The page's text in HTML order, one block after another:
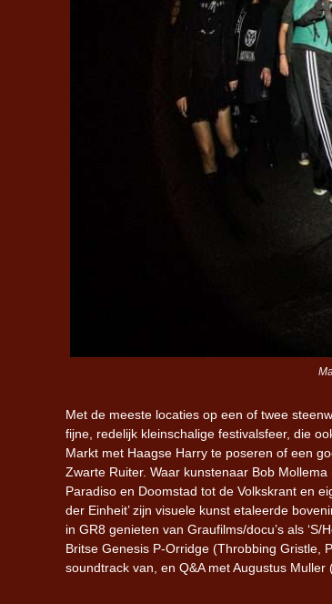
Met de meeste locaties op een of twee
fijne, redelijk kleinschalige festivalsfeer, die
Markt met Haagse Harry te poseren of een
Zwarte Ruiter. Waar kunstenaar Bob
Paradiso en Doomstad tot de Volkskrant en
der Einheit’ zijn visuele kunst etaleerde
in GR8 genieten van Graufilms/docu’s als ‘S/
Britse Genesis P-Orridge (Throbbing Gristle,
soundtrack van, en Q&A met Augustus Muller